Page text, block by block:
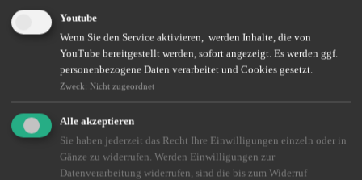
Youtube
Wenn Sie den Service aktivieren, werden Inhalte, die von
YouTube bereitgestellt werden, sofort angezeigt. Es werden ggf.
personenbezogene Daten verarbeitet und Cookies gesetzt.
Zweck: Nicht zugeordnet
Alle akzeptieren
Sie haben jederzeit das Recht Ihre Einwilligungen einzeln oder in
Gänze zu widerrufen. Werden Einwilligungen zur
Datenverarbeitung widerrufen, sind die bis zum Widerruf